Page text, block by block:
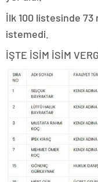
İlk 100 listesinde 73
istemedi.
İŞTE İSİM İSİM